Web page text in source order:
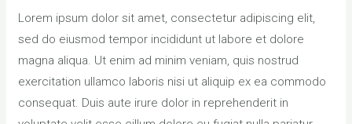
Lorem ipsum dolor sit amet, consectetur adipiscing elit,
sed do eiusmod tempor incididunt ut labore et dolore
magna aliqua. Ut enim ad minim veniam, quis nostrud
exercitation ullamco laboris nisi ut aliquip ex ea commodo
consequat. Duis aute irure dolor in reprehenderit in